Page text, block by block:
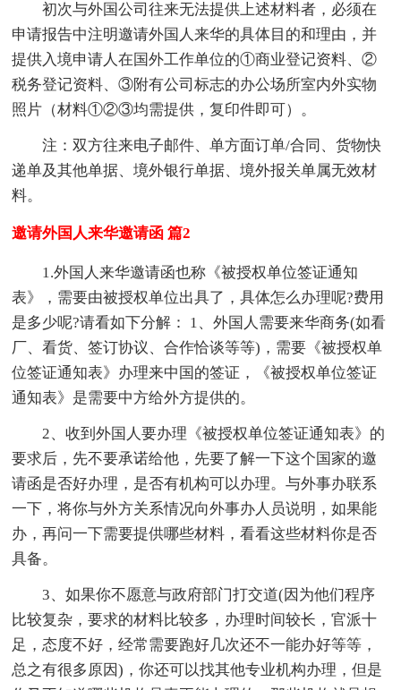
初次与外国公司往来无法提供上述材料者，必须在
申请报告中注明邀请外国人来华的具体目的和理由，并
提供入境申请人在国外工作单位的①商业登记资料、②
税务登记资料、③附有公司标志的办公场所室内外实物
照片（材料①②③均需提供，复印件即可）。
注：双方往来电子邮件、单方面订单/合同、货物快
递单及其他单据、境外银行单据、境外报关单属无效材
料。
邀请外国人来华邀请函 篇2
1.外国人来华邀请函也称《被授权单位签证通知
表》，需要由被授权单位出具了，具体怎么办理呢?费用
是多少呢?请看如下分解： 1、外国人需要来华商务(如看
厂、看货、签订协议、合作恰谈等等)，需要《被授权单
位签证通知表》办理来中国的签证，《被授权单位签证
通知表》是需要中方给外方提供的。
2、收到外国人要办理《被授权单位签证通知表》的
要求后，先不要承诺给他，先要了解一下这个国家的邀
请函是否好办理，是否有机构可以办理。与外事办联系
一下，将你与外方关系情况向外事办人员说明，如果能
办，再问一下需要提供哪些材料，看看这些材料你是否
具备。
3、如果你不愿意与政府部门打交道(因为他们程序
比较复杂，要求的材料比较多，办理时间较长，官派十
足，态度不好，经常需要跑好几次还不一能办好等等，
总之有很多原因)，你还可以找其他专业机构办理，但是